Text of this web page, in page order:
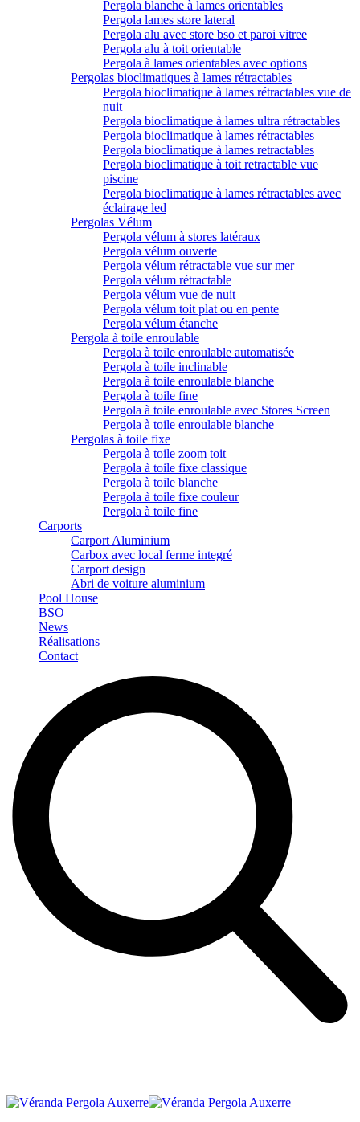
Pergola blanche à lames orientables
Pergola lames store lateral
Pergola alu avec store bso et paroi vitree
Pergola alu à toit orientable
Pergola à lames orientables avec options
Pergolas bioclimatiques à lames rétractables
Pergola bioclimatique à lames rétractables vue de
nuit
Pergola bioclimatique à lames ultra rétractables
Pergola bioclimatique à lames rétractables
Pergola bioclimatique à lames retractables
Pergola bioclimatique à toit retractable vue
piscine
Pergola bioclimatique à lames rétractables avec
éclairage led
Pergolas Vélum
Pergola vélum à stores latéraux
Pergola vélum ouverte
Pergola vélum rétractable vue sur mer
Pergola vélum rétractable
Pergola vélum vue de nuit
Pergola vélum toit plat ou en pente
Pergola vélum étanche
Pergola à toile enroulable
Pergola à toile enroulable automatisée
Pergola à toile inclinable
Pergola à toile enroulable blanche
Pergola à toile fine
Pergola à toile enroulable avec Stores Screen
Pergola à toile enroulable blanche
Pergolas à toile fixe
Pergola à toile zoom toit
Pergola à toile fixe classique
Pergola à toile blanche
Pergola à toile fixe couleur
Pergola à toile fine
Carports
Carport Aluminium
Carbox avec local ferme integré
Carport design
Abri de voiture aluminium
Pool House
BSO
News
Réalisations
Contact